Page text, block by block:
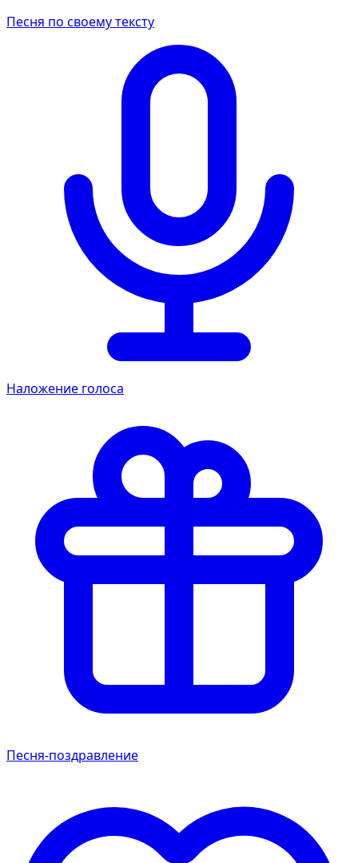
Песня по своему тексту
Наложение голоса
Песня-поздравление